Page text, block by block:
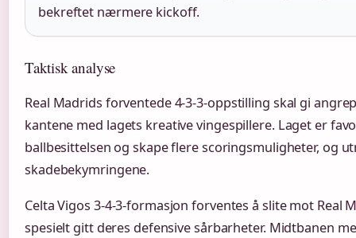
bekreftet nærmere kickoff.
Taktisk analyse
Real Madrids forventede 4-3-3-oppstilling skal gi
kantene med lagets kreative vingespillere. Laget er
ballbesittelsen og skape flere scoringsmuligheter, og
skadebekymringene.
Celta Vigos 3-4-3-formasjon forventes å slite mot Real
spesielt gitt deres defensive sårbarheter. Midtbanen